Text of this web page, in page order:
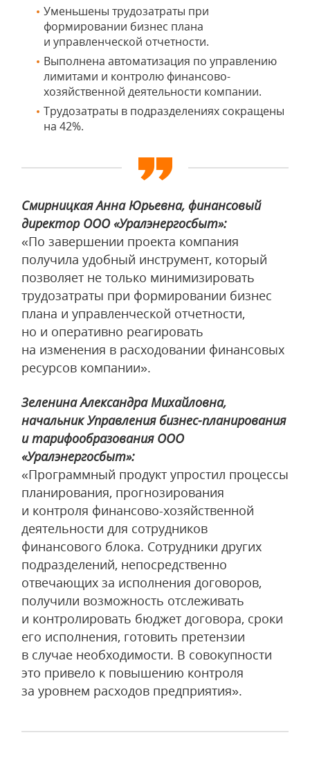
Уменьшены трудозатраты при
формировании бизнес плана
и управленческой отчетности.
Выполнена автоматизация по управлению
лимитами и контролю финансово-
хозяйственной деятельности компании.
Трудозатраты в подразделениях сокращены
на 42%.
Смирницкая Анна Юрьевна, финансовый
директор ООО «Уралэнергосбыт»:
«По завершении проекта компания
получила удобный инструмент, который
позволяет не только минимизировать
трудозатраты при формировании бизнес
плана и управленческой отчетности,
но и оперативно реагировать
на изменения в расходовании финансовых
ресурсов компании».
Зеленина Александра Михайловна,
начальник Управления бизнес-планирования
и тарифообразования ООО
«Уралэнергосбыт»:
«Программный продукт упростил процессы
планирования, прогнозирования
и контроля финансово-хозяйственной
деятельности для сотрудников
финансового блока. Сотрудники других
подразделений, непосредственно
отвечающих за исполнения договоров,
получили возможность отслеживать
и контролировать бюджет договора, сроки
его исполнения, готовить претензии
в случае необходимости. В совокупности
это привело к повышению контроля
за уровнем расходов предприятия».